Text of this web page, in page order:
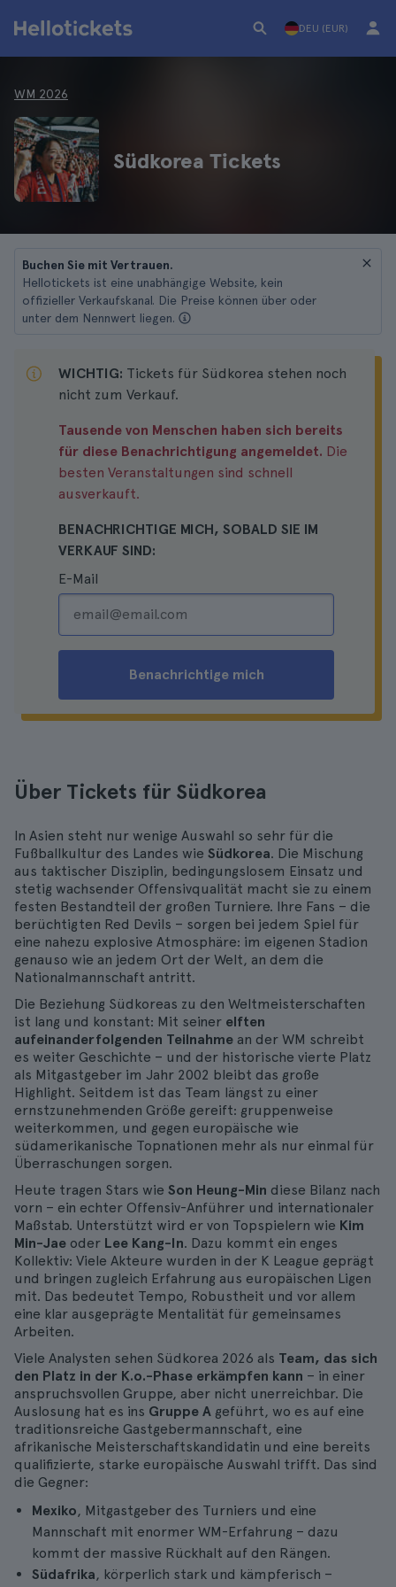
DEU (EUR)
WM 2026
Südkorea Tickets
Buchen Sie mit Vertrauen.
Hellotickets ist eine unabhängige Website, kein
offizieller Verkaufskanal. Die Preise können über oder
unter dem Nennwert liegen.
WICHTIG: Tickets für Südkorea stehen noch
nicht zum Verkauf.
Tausende von Menschen haben sich bereits
für diese Benachrichtigung angemeldet. Die
besten Veranstaltungen sind schnell
ausverkauft.
BENACHRICHTIGE MICH, SOBALD SIE IM
VERKAUF SIND:
E-Mail
Benachrichtige mich
Über Tickets für Südkorea
In Asien steht nur wenige Auswahl so sehr für die
Fußballkultur des Landes wie Südkorea. Die Mischung
aus taktischer Disziplin, bedingungslosem Einsatz und
stetig wachsender Offensivqualität macht sie zu einem
festen Bestandteil der großen Turniere. Ihre Fans – die
berüchtigten Red Devils – sorgen bei jedem Spiel für
eine nahezu explosive Atmosphäre: im eigenen Stadion
genauso wie an jedem Ort der Welt, an dem die
Nationalmannschaft antritt.
Die Beziehung Südkoreas zu den Weltmeisterschaften
ist lang und konstant: Mit seiner elften
aufeinanderfolgenden Teilnahme an der WM schreibt
es weiter Geschichte – und der historische vierte Platz
als Mitgastgeber im Jahr 2002 bleibt das große
Highlight. Seitdem ist das Team längst zu einer
ernstzunehmenden Größe gereift: gruppenweise
weiterkommen, und gegen europäische wie
südamerikanische Topnationen mehr als nur einmal für
Überraschungen sorgen.
Heute tragen Stars wie Son Heung-Min diese Bilanz nach
vorn – ein echter Offensiv-Anführer und internationaler
Maßstab. Unterstützt wird er von Topspielern wie Kim
Min-Jae oder Lee Kang-In. Dazu kommt ein enges
Kollektiv: Viele Akteure wurden in der K League geprägt
und bringen zugleich Erfahrung aus europäischen Ligen
mit. Das bedeutet Tempo, Robustheit und vor allem
eine klar ausgeprägte Mentalität für gemeinsames
Arbeiten.
Viele Analysten sehen Südkorea 2026 als Team, das sich
den Platz in der K.o.-Phase erkämpfen kann – in einer
anspruchsvollen Gruppe, aber nicht unerreichbar. Die
Auslosung hat es ins Gruppe A geführt, wo es auf eine
traditionsreiche Gastgebermannschaft, eine
afrikanische Meisterschaftskandidatin und eine bereits
qualifizierte, starke europäische Auswahl trifft. Das sind
die Gegner:
Mexiko, Mitgastgeber des Turniers und eine
Mannschaft mit enormer WM-Erfahrung – dazu
kommt der massive Rückhalt auf den Rängen.
Südafrika, körperlich stark und kämpferisch –